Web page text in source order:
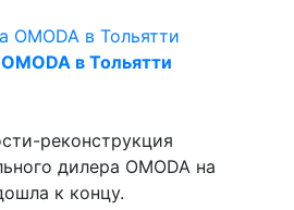
в Тольятти
реконструкция
дилера OMODA на
к концу.